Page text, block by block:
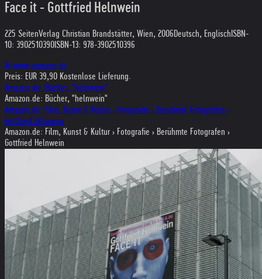
Face it - Gottfried Helnwein
225 SeitenVerlag Christian Brandstätter, Wien, 2006Deutsch, Englisch ISBN-
10: 3902510390ISBN-13: 978-3902510396
At www.amazon.de
Preis: EUR 39,90 Kostenlose Lieferung.
Amazon.de: Bücher, "helnwein"
Amazon.de: Bücher, "helnwein"
Amazon.de: Film, Kunst & Kultur › Fotografie › Berühmte Fotografen ›
Gottfried Helnwein
Amazon.de: Film, Kunst & Kultur › Fotografie › Berühmte Fotografen ›
Gottfried Helnwein